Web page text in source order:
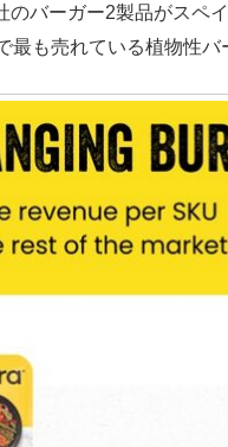
のバーガー2製品がスペ
も売れている植物性バ